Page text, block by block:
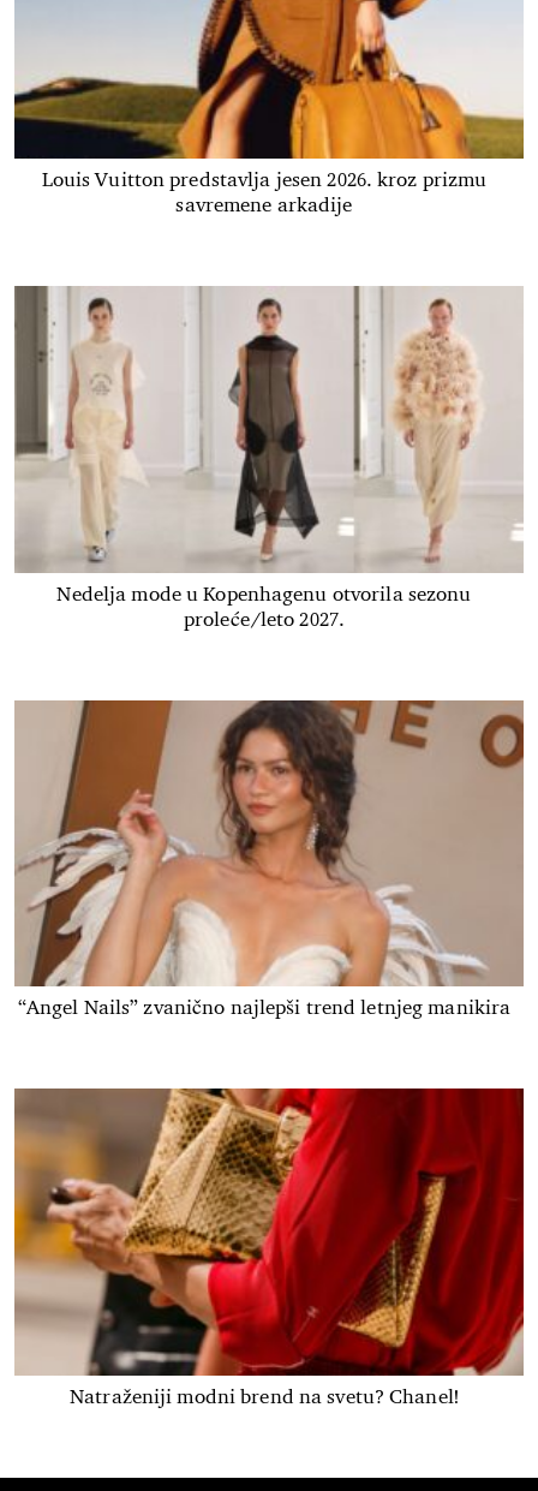
Louis Vuitton predstavlja jesen 2026. kroz prizmu
savremene arkadije
Nedelja mode u Kopenhagenu otvorila sezonu
proleće/leto 2027.
“Angel Nails” zvanično najlepši trend letnjeg manikira
Natraženiji modni brend na svetu? Chanel!